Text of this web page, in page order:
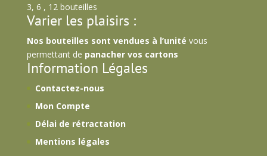
3, 6 , 12 bouteilles
Varier les plaisirs :
Nos bouteilles sont vendues à l’unité vous
permettant de panacher vos cartons
Information Légales
Contactez-nous
Mon Compte
Délai de rétractation
Mentions légales